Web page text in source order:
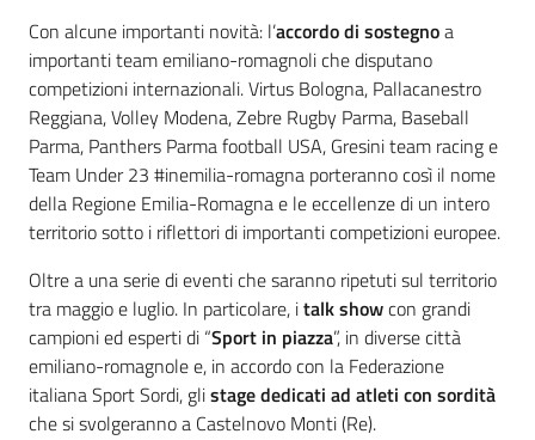
Con alcune importanti novità: l’accordo di sostegnoa
importanti team emiliano-romagnoli che disputano
competizioni internazionali. Virtus Bologna, Pallacanestro
Reggiana, Volley Modena, Zebre Rugby Parma, Baseball
Parma, Panthers Parma football USA, Gresini team racing e
Team Under 23 #inemilia-romagna porteranno così il nome
della Regione Emilia-Romagna e le eccellenze di un intero
territorio sotto i riflettori di importanti competizioni europee.
Oltre a una serie di eventi che saranno ripetuti sul territorio
tra maggio e luglio. In particolare, italk showcon grandi
campioni ed esperti di “Sport in piazza”, in diverse città
emiliano-romagnole e, in accordo con la Federazione
italiana Sport Sordi, glistage dedicati ad atleti con sordità
che si svolgeranno a Castelnovo Monti (Re).